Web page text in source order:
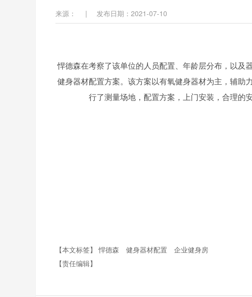
来源： | 发布日期：2021-07-10
悍德森在考察了该单位的人员配置、年龄层分布，以及
健身器材配置方案。该方案以有氧健身器材为主，辅
行了测量场地，配置方案，上门安装，合理的
【本文标签】悍德森 健身器材配置
企业健身房
【责任编辑】